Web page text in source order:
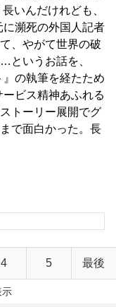
いんだけれども、
瀕死の外国人記者
、やがて世界の破
というお話を、
の執筆を経たため
ビス精神あふれる
トーリー展開でグ
で面白かった。長
4 5 最後